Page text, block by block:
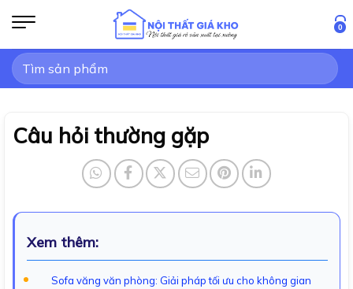
qua
nội
dung
0
Tìm
kiếm:
Câu hỏi thường gặp
Xem thêm:
Sofa văng văn phòng: Giải pháp tối ưu cho không gian